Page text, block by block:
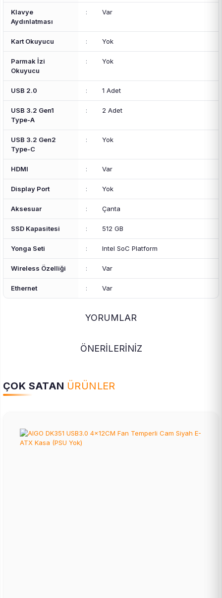
Klavye
Aydınlatması
: Var
Kart Okuyucu : Yok
Parmak İzi
Okuyucu
: Yok
USB 2.0 : 1 Adet
USB 3.2 Gen1
Type-A
: 2 Adet
USB 3.2 Gen2
Type-C
: Yok
HDMI : Var
Display Port : Yok
Aksesuar : Çanta
SSD Kapasitesi : 512 GB
Yonga Seti : Intel SoC Platform
Wireless Özelliği : Var
Ethernet : Var
YORUMLAR
ÖNERİLERİNİZ
ÇOK SATAN ÜRÜNLER